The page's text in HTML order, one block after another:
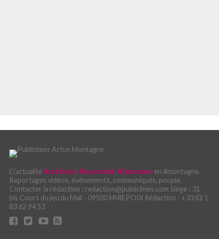
L\'actualité #stations, #économie, #tourismeen #montagne.
Reportages vidéos, évènements, communiqués, people.
Contacter la rédaction : redaction@publicimes.com Siège : 31
bis Cours du jeu du Mail - 09500 MIREPOIX Rédaction : +33 (0) 1
83 62 94 53